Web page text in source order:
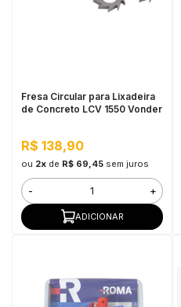
Fresa Circular para Lixadeira
de Concreto LCV 1550 Vonder
R$ 138,90
ou 2xde R$ 69,45 sem juros
- +
ADICIONAR